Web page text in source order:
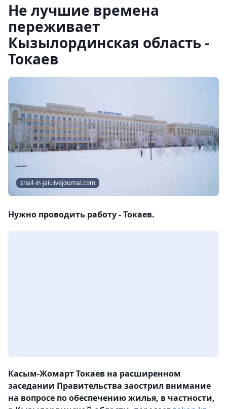
Не лучшие времена
переживает
Кызылординская область -
Токаев
snail-in-jail.livejournal.com
Нужно проводить работу - Токаев.
Касым-Жомарт Токаев на расширенном
заседании Правительства заострил внимание
на вопросе по обеспечению жилья, в частности,